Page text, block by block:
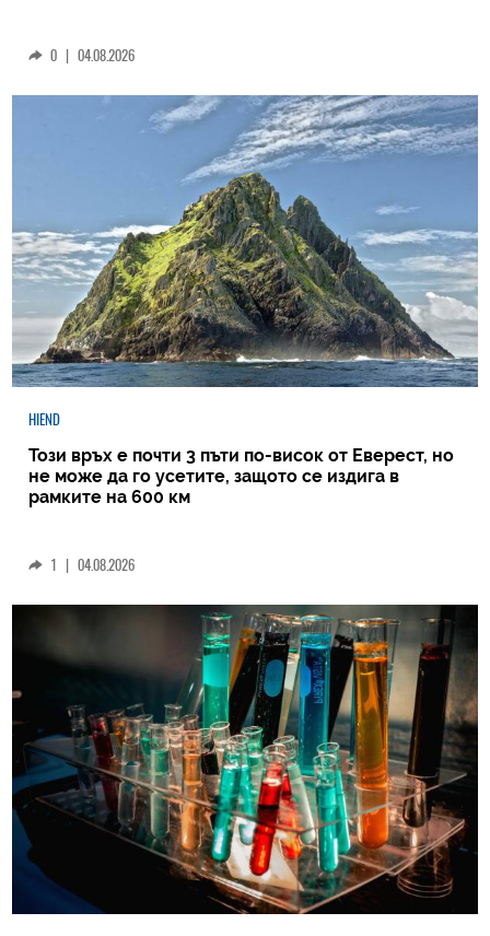
0 | 04.08.2026
HIEND
Този връх е почти 3 пъти по-висок от Еверест, но
не може да го усетите, защото се издига в
рамките на 600 км
1 | 04.08.2026